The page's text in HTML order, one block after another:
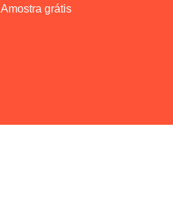
Amostra grátis